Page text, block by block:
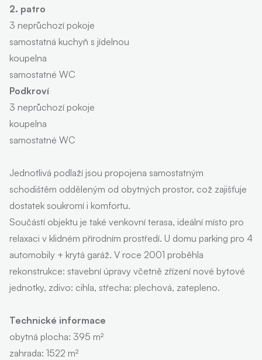
2. patro
3 neprůchozí pokoje
samostatná kuchyň s jídelnou
koupelna
samostatné WC
Podkroví
3 neprůchozí pokoje
koupelna
samostatné WC
Jednotlivá podlaží jsou propojena samostatným
schodištěm odděleným od obytných prostor, což zajišťuje
dostatek soukromí i komfortu.
Součástí objektu je také venkovní terasa, ideální místo pro
relaxaci v klidném přírodním prostředí. U domu parking pro 4
automobily + krytá garáž. V roce 2001 proběhla
rekonstrukce: stavební úpravy včetně zřízení nové bytové
jednotky, zdivo: cihla, střecha: plechová, zatepleno.
Technické informace
obytná plocha: 395 m²
zahrada: 1522 m²